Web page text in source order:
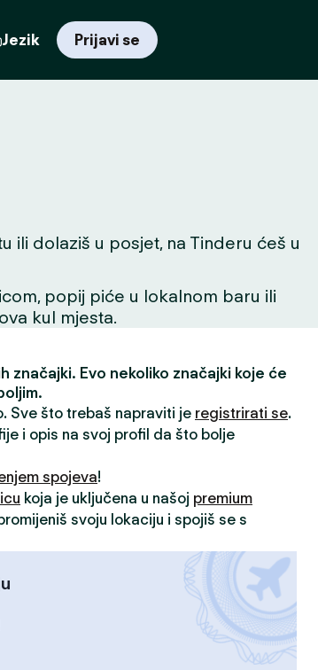
Jezik Prijavi se
ili dolaziš u posjet, na Tinderu ćeš u
popij piće u lokalnom baru ili
kul mjesta.
značajki. Evo nekoliko značajki koje će
Sve što trebaš napraviti je registrirati se.
i opis na svoj profil da što bolje
spojeva!
koja je uključena u našoj premium
svoju lokaciju i spojiš se s